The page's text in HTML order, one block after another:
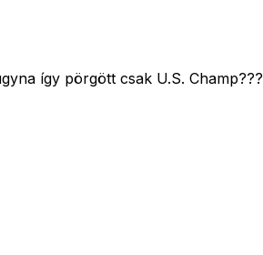
így pörgött csak U.S. Champ???